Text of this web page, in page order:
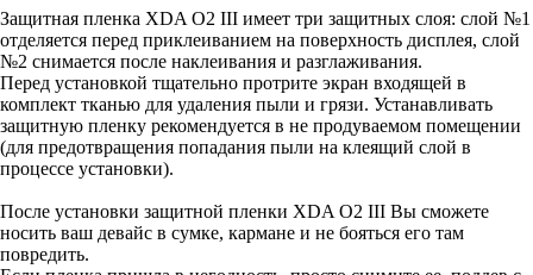
Защитная пленка XDA O2 III имеет три защитных слоя: слой №1
отделяется перед приклеиванием на поверхность дисплея, слой
№2 снимается после наклеивания и разглаживания.
Перед установкой тщательно протрите экран входящей в
комплект тканью для удаления пыли и грязи. Устанавливать
защитную пленку рекомендуется в не продуваемом помещении
(для предотвращения попадания пыли на клеящий слой в
процессе установки).
После установки защитной пленки XDA O2 III Вы сможете
носить ваш девайс в сумке, кармане и не бояться его там
повредить.